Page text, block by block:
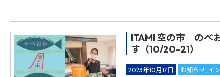
ITAMI 空の市 のべ
す（10/20-21）
2023年10月17日 お知らせ イ